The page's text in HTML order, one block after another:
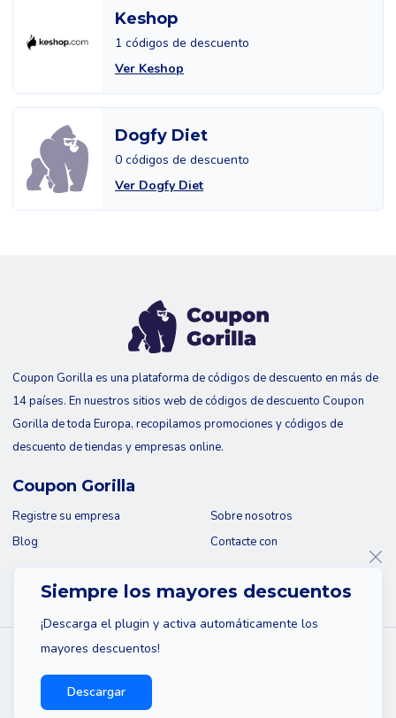
Keshop
1 códigos de descuento
Ver Keshop
Dogfy Diet
0 códigos de descuento
Ver Dogfy Diet
Siempre los mayores descuentos
¡Descarga el plugin y activa automáticamente los
mayores descuentos!
Descargar
Coupon Gorilla es una plataforma de códigos de descuento en más de
14 países. En nuestros sitios web de códigos de descuento Coupon
Gorilla de toda Europa, recopilamos promociones y códigos de
descuento de tiendas y empresas online.
Coupon Gorilla
Registre su empresa
Blog
Sobre nosotros
Contacte con
© 2026 Coupon Gorilla
Mapa del sitio